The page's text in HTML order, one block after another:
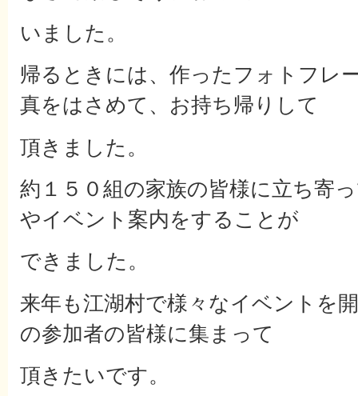
いました。
帰るときには、作ったフォトフレ
真をはさめて、お持ち帰りして
頂きました。
約１５０組の家族の皆様に立ち寄
やイベント案内をすることが
できました。
来年も江湖村で様々なイベントを
の参加者の皆様に集まって
頂きたいです。